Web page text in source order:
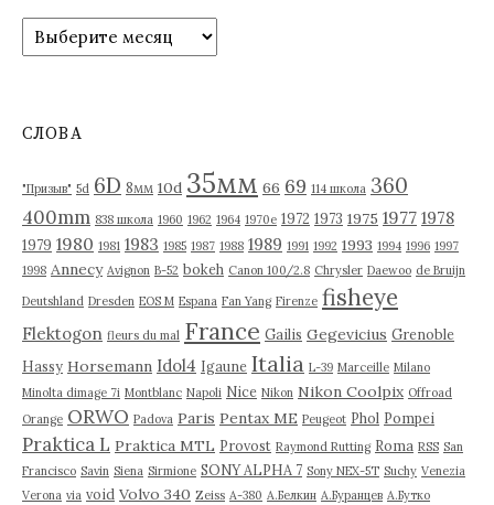
р
в
СЛОВА
"Призыв" 5d 6D 8мм 10d 35мм 66 69 114 школа 360
400mm 838 школа 1960 1962 1964 1970е 1972 1973 1975 1977 1978
1979 1980 1981 1983 1985 1987 1988 1989 1991 1992 1993 1994 1996 1997
1998 Annecy Avignon B-52 bokeh Canon 100/2.8 Chrysler Daewoo de Bruijn
Deutshland Dresden EOS M Espana Fan Yang Firenze fisheye
Flektogon fleurs du mal France Gailis Gegevicius Grenoble
Hassy Horsemann Idol4 Igaune Italia L-39 Marceille Milano
Minolta dimage 7i Montblanc Napoli Nice Nikon Nikon Coolpix Offroad
Orange ORWO Padova Paris Pentax ME Peugeot Phol Pompei
Praktica L Praktica MTL Provost Raymond Rutting Roma RSS San
Francisco Savin Siena Sirmione SONY ALPHA 7 Sony NEX-5T Suchy Venezia
Verona via void Volvo 340 Zeiss А-380 А.Белкин А.Буранцев А.Бутко